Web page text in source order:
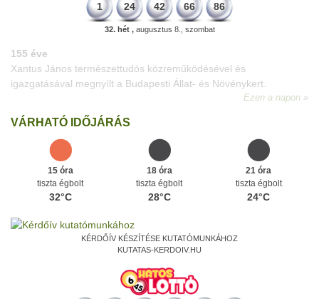
1 24 42 66 86
32. hét ,augusztus 8., szombat
226 éve
Megszületett Dukai Takács Judit, művésznevén Malvina költőnő.
Ezen a napon
VÁRHATÓ IDŐJÁRÁS
15 óra
tiszta égbolt
32°C
18 óra
tiszta égbolt
28°C
21 óra
tiszta égbolt
24°C
KÉRDŐÍV KÉSZÍTÉSE KUTATÓMUNKÁHOZ
KUTATAS-KERDOIV.HU